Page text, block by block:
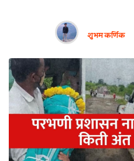
शुभम कर्णिक